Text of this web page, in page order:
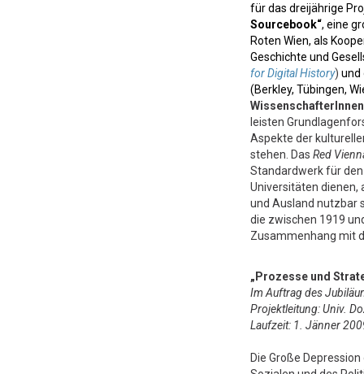
für das dreijährige
Sourcebook“, eine
Roten Wien, als
Geschichte und
for Digital History) und
(Berkley, Tübingen,
WissenschafterInnen
leisten
Aspekte der
stehen. Das Red
Standardwerk für
Universitäten dienen,
und Ausland nutzbar
die zwischen 1919
Zusammenhang mit
„ Prozesse und
Im Auftrag des
Projektleitung: Univ.
Laufzeit: 1. Jänner
Die Große